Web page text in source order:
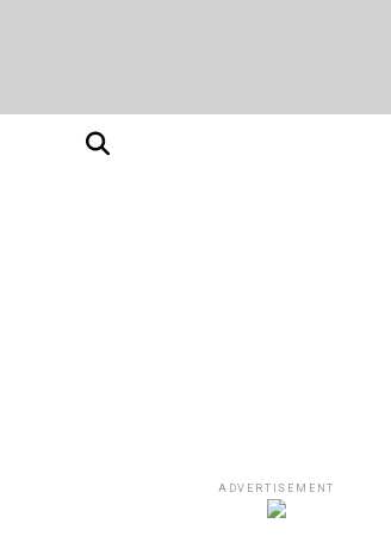
ADVERTISEMENT